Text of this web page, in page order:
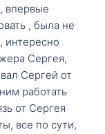
впервые
, была не
интересно
Сергея,
Сергей от
работать
от Сергея
все по сути,